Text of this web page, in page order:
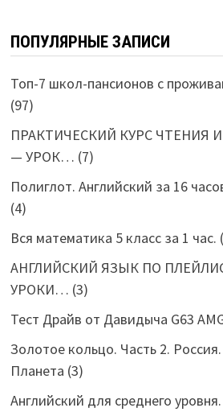
ПОПУЛЯРНЫЕ ЗАПИСИ
Топ-7 школ-пансионов с
(97)
ПРАКТИЧЕСКИЙ КУРС ЧТЕНИЯ
— УРОК… (7)
Полиглот. Английский за 16
(4)
Вся математика 5 класс за 1 час.
АНГЛИЙСКИЙ ЯЗЫК ПО
УРОКИ… (3)
Тест Драйв от Давидыча G63
Золотое кольцо. Часть 2.
Планета (3)
Английский для среднего